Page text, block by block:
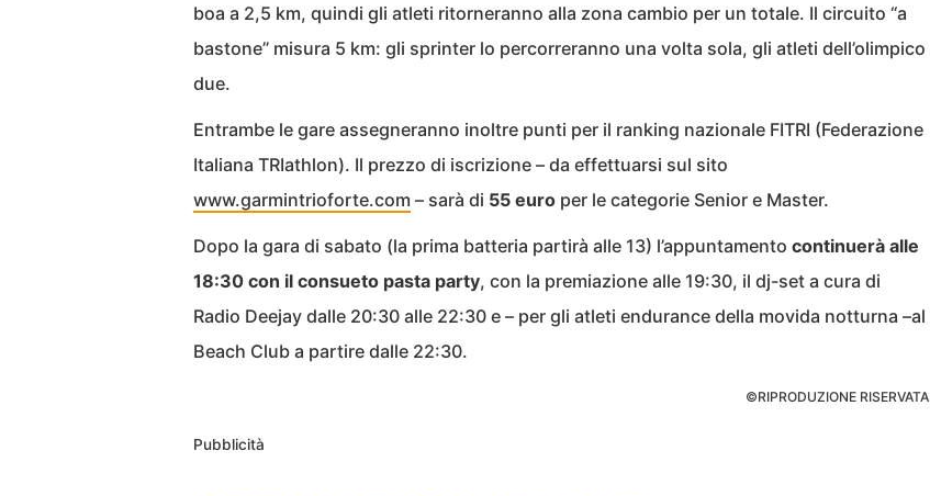
boa a 2,5 km, quindi gli atleti ritorneranno alla zona cambio per un totale. Il circuito “a
bastone” misura 5 km: gli sprinter lo percorreranno una volta sola, gli atleti dell’olimpico
due.
Entrambe le gare assegneranno inoltre punti per il ranking nazionale FITRI (Federazione
Italiana TRIathlon). Il prezzo di iscrizione – da effettuarsi sul sito
www.garmintrioforte.com – sarà di 55 euro per le categorie Senior e Master.
Dopo la gara di sabato (la prima batteria partirà alle 13) l’appuntamento continuerà alle
18:30 con il consueto pasta party, con la premiazione alle 19:30, il dj-set a cura di
Radio Deejay dalle 20:30 alle 22:30 e – per gli atleti endurance della movida notturna –al
Beach Club a partire dalle 22:30.
©RIPRODUZIONE RISERVATA
Pubblicità